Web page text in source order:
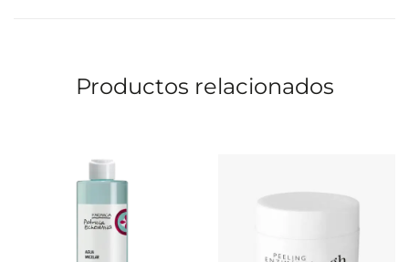
Productos relacionados